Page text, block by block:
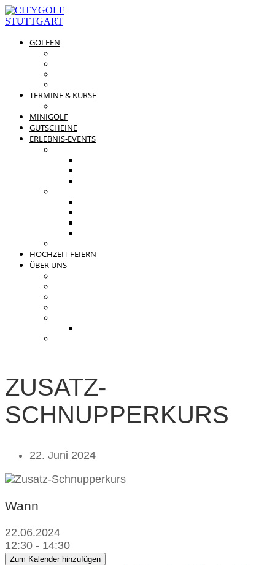
GOLFEN
TERMINE & KURSE
MINIGOLF
GUTSCHEINE
ERLEBNIS-EVENTS
HOCHZEIT FEIERN
ÜBER UNS
ZUSATZ-
SCHNUPPERKURS
22. Juni 2024
Wann
22.06.2024
12:30 - 14:30
Zum Kalender hinzufügen